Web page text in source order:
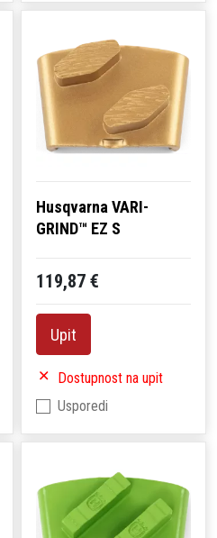
Husqvarna VARI-
GRIND™ EZ S
119,87 €
Upit
Dostupnost na upit
Usporedi